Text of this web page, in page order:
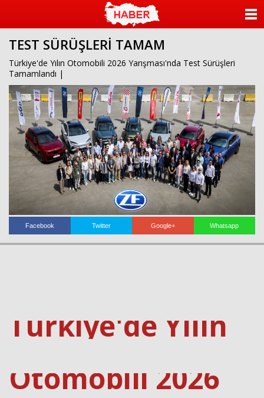
TEST SÜRÜŞLERİ TAMAM
Türkiye'de Yılın Otomobili 2026 Yarışması'nda Test Sürüşleri
Tamamlandı |
Facebook Twitter Google+ Whatsapp
Türkiye'de Yılın
Otomobili 2026
ANKETLER
FOTO GALERİ
VİDEO GALERİ
KÜNYE
İLETİŞİM